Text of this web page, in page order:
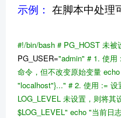
示例： 在脚本中处理
#!/bin/bash # PG_HOST 未被
PG_USER="admin" # 1. 使用
命令，但不改变原始变量 echo
"localhost"}..." # 2. 使用 := 设
LOG_LEVEL 未设置，则将其
$LOG_LEVEL " echo "当前日